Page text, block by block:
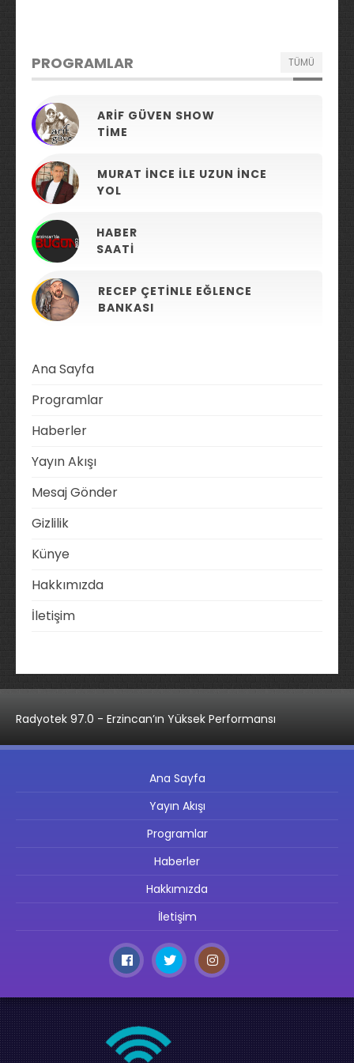
PROGRAMLAR TÜMÜ
ARIF GÜVEN SHOW
TIME
MURAT İNCE ILE UZUN İNCE
YOL
HABER
SAATI
RECEP ÇETINLE EĞLENCE
BANKASI
Ana Sayfa
Programlar
Haberler
Yayın Akışı
Mesaj Gönder
Gizlilik
Künye
Hakkımızda
İletişim
Radyotek 97.0 - Erzincan’ın Yüksek Performansı
Ana Sayfa
Yayın Akışı
Programlar
Haberler
Hakkımızda
İletişim